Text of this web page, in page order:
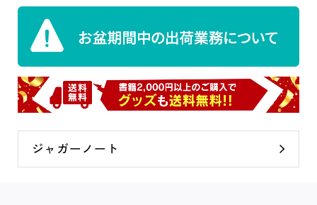
ジャガーノート